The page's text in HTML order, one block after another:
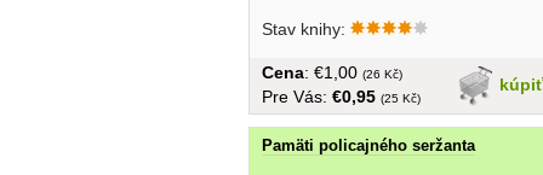
Stav knihy:
kúpiť
Cena: €1,00 (26 Kč)
Pre Vás: €0,95 (25 Kč)
Pamäti policajného seržanta